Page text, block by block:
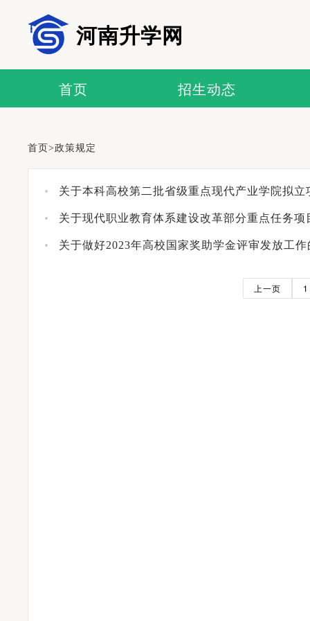
河南升学网
首页 招生动态
首页>政策规定
关于本科高校第二批省级重点现代产业学院拟
关于现代职业教育体系建设改革部分重点任务
关于做好2023年高校国家奖助学金评审发放工
上一页 1